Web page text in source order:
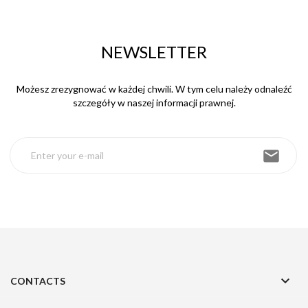
NEWSLETTER
Możesz zrezygnować w każdej chwili. W tym celu należy odnaleźć
szczegóły w naszej informacji prawnej.
email
CONTACTS 